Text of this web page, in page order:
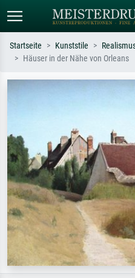
Startseite Kunststile
Häuser in der Nähe von Orleans